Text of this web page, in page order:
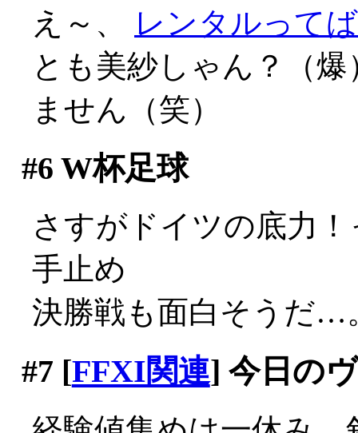
え～、
レンタルってば
とも美紗しゃん？（
ません（笑）
#6 W杯足球
さすがドイツの底力
手止め
決勝戦も面白そうだ…
#7 [FFXI関連] 今日の